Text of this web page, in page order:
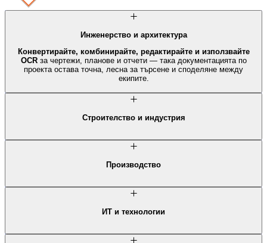
Инженерство и архитектура
Конвертирайте, комбинирайте, редактирайте и използвайте
OCRза чертежи, планове и отчети — така документацията по
проекта остава точна, лесна за търсене и споделяне между
екипите.
Строителство и индустрия
проектни файлове,и архивирайте документация вкомпресирани
, които лесно се съхраняват, достъпват и споделят
на всеки етап от проекта.
Производство
актуална, катокомбинирате файлове, редактирате PDF
файлове и попълвате формуляри
процеси.
ИТ и технологии
редактиране на PDF, OCR търсене, формуляри, подписи и